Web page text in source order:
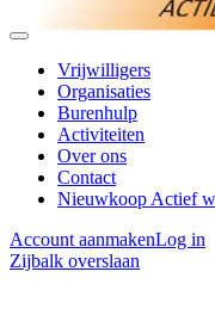
Vrijwilligers
Organisaties
Burenhulp
Activiteiten
Over ons
Contact
Nieuwkoop Actief
Account aanmakenLog in
Zijbalk overslaan